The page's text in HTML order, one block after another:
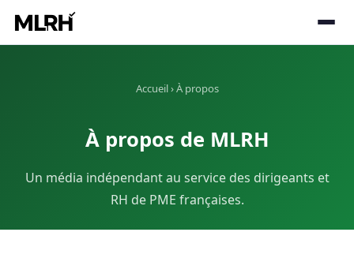
Accueil› À propos
À propos de MLRH
Un média indépendant au service des dirigeants et
RH de PME françaises.